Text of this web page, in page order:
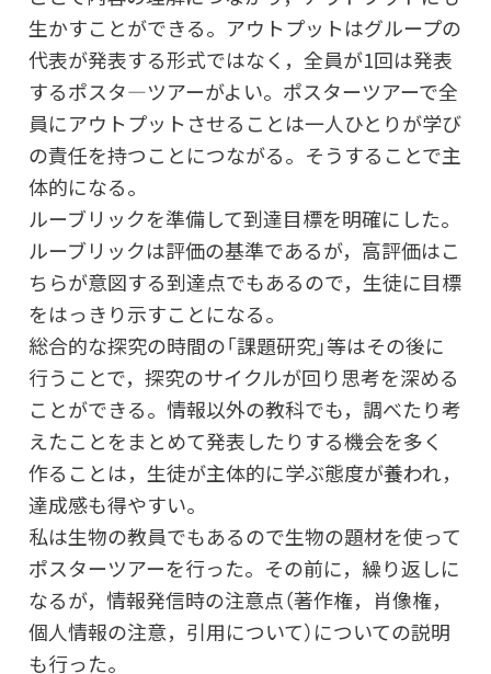
生かすことができる。アウトプットはグループの
代表が発表する形式ではなく，全員が1回は発表
するポスタ―ツアーがよい。ポスターツアーで全
員にアウトプットさせることは一人ひとりが学び
の責任を持つことにつながる。そうすることで主
体的になる。
ルーブリックを準備して到達目標を明確にした。
ルーブリックは評価の基準であるが，高評価はこ
ちらが意図する到達点でもあるので，生徒に目標
をはっきり示すことになる。
総合的な探究の時間の「課題研究」等はその後に
行うことで，探究のサイクルが回り思考を深める
ことができる。情報以外の教科でも，調べたり考
えたことをまとめて発表したりする機会を多く
作ることは，生徒が主体的に学ぶ態度が養われ，
達成感も得やすい。
私は生物の教員でもあるので生物の題材を使って
ポスターツアーを行った。その前に，繰り返しに
なるが，情報発信時の注意点（著作権，肖像権，
個人情報の注意，引用について）についての説明
も行った。